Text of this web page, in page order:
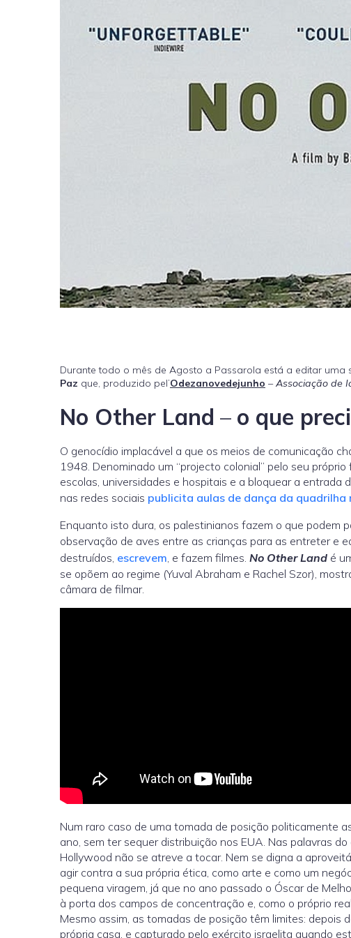
Durante todo o mês de Agosto a Passarola está a editar
Paz que, produzido pel’Odezanovedejunho –Associação de
No Other Land – o que
O genocídio implacável a que os meios de comunicação
1948. Denominado um “projecto colonial” pelo seu
escolas, universidades e hospitais e a bloquear a
nas redes sociais publicita aulas de dança da quadrilha
Enquanto isto dura, os palestinianos fazem o que podem
observação de aves entre as crianças para as entreter e
destruídos, escrevem, e fazem filmes. No Other Land é
se opõem ao regime (Yuval Abraham e Rachel Szor),
câmara de filmar.
Num raro caso de uma tomada de posição politicamente
ano, sem ter sequer distribuição nos EUA. Nas palavras
Hollywood não se atreve a tocar. Nem se digna a
agir contra a sua própria ética, como arte e como um
pequena viragem, já que no ano passado o Óscar de
à porta dos campos de concentração e, como o próprio
Mesmo assim, as tomadas de posição têm limites: depois
própria casa, e capturado pelo exército israelita quando